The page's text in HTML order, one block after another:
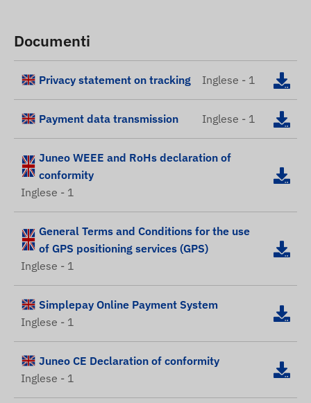
Documenti
Privacy statement on tracking Inglese - 1
Payment data transmission Inglese - 1
Juneo WEEE and RoHs declaration of
conformity
Inglese - 1
General Terms and Conditions for the use
of GPS positioning services (GPS)
Inglese - 1
Simplepay Online Payment System
Inglese - 1
Juneo CE Declaration of conformity
Inglese - 1